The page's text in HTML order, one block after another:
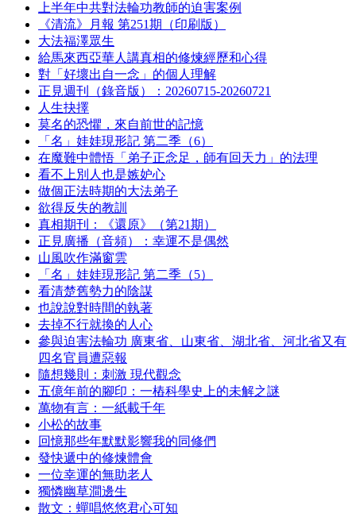
上半年中共對法輪功教師的迫害案例
《清流》月報 第251期（印刷版）
大法福澤眾生
給馬來西亞華人講真相的修煉經歷和心得
對「好壞出自一念」的個人理解
正見週刊（錄音版）：20260715-20260721
人生抉擇
莫名的恐懼，來自前世的記憶
「名」娃娃現形記 第二季（6）
在魔難中體悟「弟子正念足，師有回天力」的法理
看不上別人也是嫉妒心
做個正法時期的大法弟子
欲得反失的教訓
真相期刊：《還原》（第21期）
正見廣播（音頻）：幸運不是偶然
山風吹作滿窗雲
「名」娃娃現形記 第二季（5）
看清楚舊勢力的陰謀
也說說對時間的執著
去掉不行就換的人心
參與迫害法輪功 廣東省、山東省、湖北省、河北省又有
四名官員遭惡報
隨想幾則：刺激 現代觀念
五億年前的腳印：一樁科學史上的未解之謎
萬物有言：一紙載千年
小松的故事
回憶那些年默默影響我的同修們
發快遞中的修煉體會
一位幸運的無助老人
獨憐幽草澗邊生
散文：蟬唱悠悠君心可知